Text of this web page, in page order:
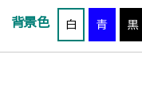
背景色 白 青 黒